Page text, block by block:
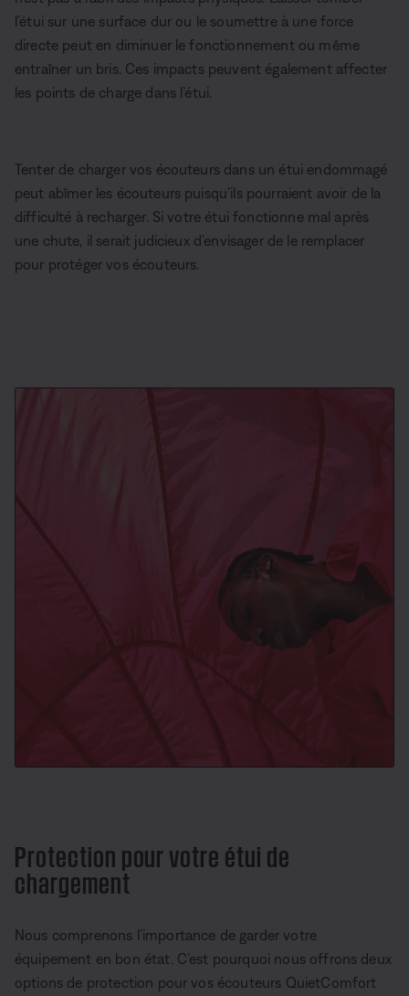
l’étui sur une surface dur ou le soumettre à une force
directe peut en diminuer le fonctionnement ou même
entraîner un bris. Ces impacts peuvent également affecter
les points de charge dans l’étui.
Tenter de charger vos écouteurs dans un étui endommagé
peut abîmer les écouteurs puisqu’ils pourraient avoir de la
difficulté à recharger. Si votre étui fonctionne mal après
une chute, il serait judicieux d’envisager de le remplacer
pour protéger vos écouteurs.
Protection pour votre étui de
chargement
Nous comprenons l’importance de garder votre
équipement en bon état. C’est pourquoi nous offrons deux
options de protection pour vos écouteurs QuietComfort